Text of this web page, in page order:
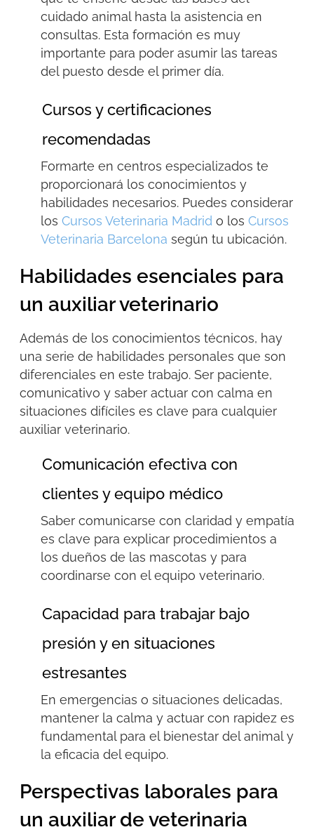
cuidado animal hasta la asistencia en
consultas. Esta formación es muy
importante para poder asumir las tareas
del puesto desde el primer día.
Cursos y certificaciones
recomendadas
Formarte en centros especializados te
proporcionará los conocimientos y
habilidades necesarios. Puedes considerar
los Cursos Veterinaria Madrid o los Cursos
Veterinaria Barcelona según tu ubicación.
Habilidades esenciales para
un auxiliar veterinario
Además de los conocimientos técnicos, hay
una serie de habilidades personales que son
diferenciales en este trabajo. Ser paciente,
comunicativo y saber actuar con calma en
situaciones difíciles es clave para cualquier
auxiliar veterinario.
Comunicación efectiva con
clientes y equipo médico
Saber comunicarse con claridad y empatía
es clave para explicar procedimientos a
los dueños de las mascotas y para
coordinarse con el equipo veterinario.
Capacidad para trabajar bajo
presión y en situaciones
estresantes
En emergencias o situaciones delicadas,
mantener la calma y actuar con rapidez es
fundamental para el bienestar del animal y
la eficacia del equipo.
Perspectivas laborales para
un auxiliar de veterinaria